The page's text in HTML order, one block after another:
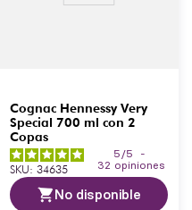
Cognac Hennessy Very
Special 700 ml con 2
Copas
5 /5
-
32 opiniones
SKU: 34635
No disponible